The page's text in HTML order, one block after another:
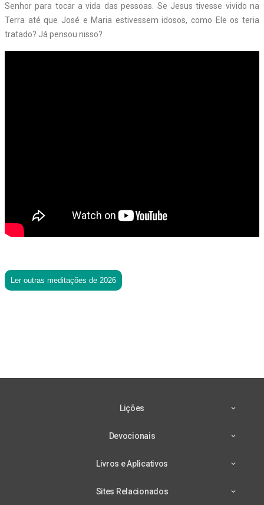
Senhor para tocar a vida das pessoas. Se Jesus tivesse vivido na
Terra até que José e Maria estivessem idosos, como Ele os teria
tratado? Já pensou nisso?
Ler outras meditações de 2026
Lições
Devocionais
Livros e Aplicativos
Sites Relacionados